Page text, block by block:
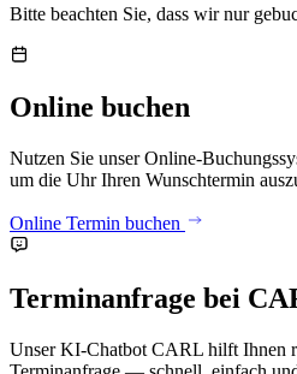
Bitte beachten Sie, dass wir nur
Online buchen
Nutzen Sie unser Online-
um die Uhr Ihren Wunschtermin
Online Termin buchen
Terminanfrage bei
Unser KI-Chatbot CARL hilft Ihnen